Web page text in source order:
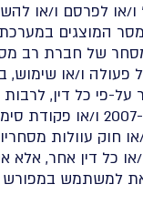
ו/או לפרסם ו/או
המוצגים
של חברת רב
ו/או שימוש,
על-פי כל דין,
יוצרים תשס"ח-2007 ו/או
1972 ו/או חוק עוולות
1999 ו/או כל דין אחר,
למשתמש